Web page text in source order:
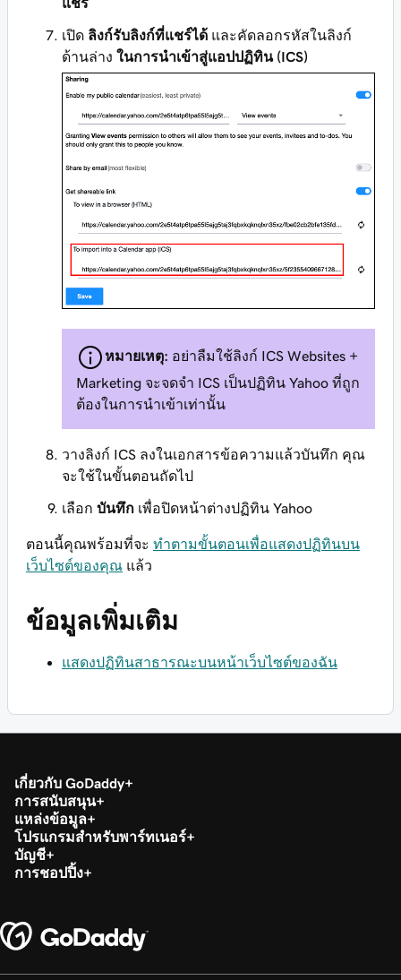
เปิด ลิงก์รับลิงก์ที่แชร์ได้ และคัดลอกรหัสในลิงก์
ด้านล่าง ในการนำเข้าสู่แอปปฏิทิน (ICS)
หมายเหตุ: อย่าลืมใช้ลิงก์ ICS Websites +
Marketing จะจดจำ ICS เป็นปฏิทิน Yahoo ที่ถูก
ต้องในการนำเข้าเท่านั้น
วางลิงก์ ICS ลงในเอกสารข้อความแล้วบันทึก คุณ
จะใช้ในขั้นตอนถัดไป
เลือก บันทึก เพื่อปิดหน้าต่างปฏิทิน Yahoo
ตอนนี้คุณพร้อมที่จะ ทำตามขั้นตอนเพื่อแสดงปฏิทินบน
เว็บไซต์ของคุณ แล้ว
ข้อมูลเพิ่มเติม
แสดงปฏิทินสาธารณะบนหน้าเว็บไซต์ของฉัน
เกี่ยวกับ GoDaddy
การสนับสนุน
แหล่งข้อมูล
โปรแกรมสำหรับพาร์ทเนอร์
บัญชี
การชอปปิ้ง